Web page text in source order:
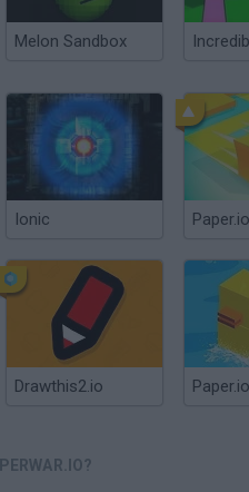
Melon Sandbox
Ionic Paper.io
Drawthis2.io